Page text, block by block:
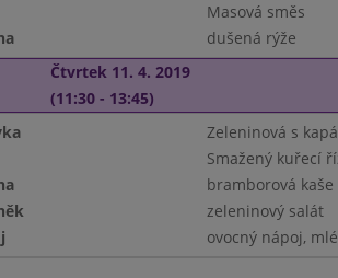
Masová směs
dušená rýže
Čtvrtek 11. 4. 2019
(11:30 - 13:45)
Zeleninová s
Smažený kuřecí
bramborová kaše
zeleninový salát
ovocný nápoj,